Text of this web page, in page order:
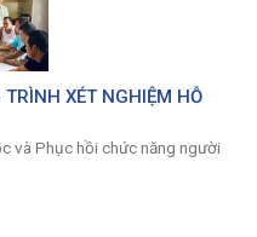
XÉT NGHIỆM HỖ
và Phục hồi chức năng người